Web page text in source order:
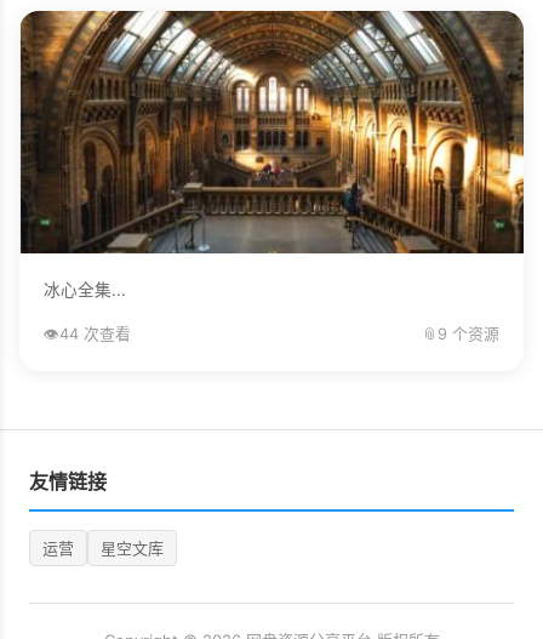
冰心全集...
👁️44 次查看 📎 9 个资源
友情链接
运营 星空文库